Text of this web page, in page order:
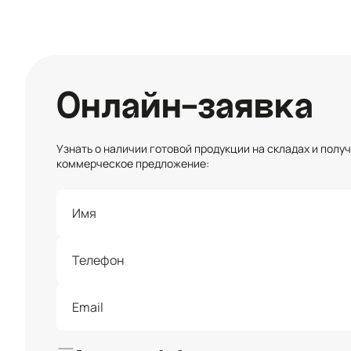
Онлайн-заявка
Узнать о наличии готовой продукции на складах и
коммерческое предложение: